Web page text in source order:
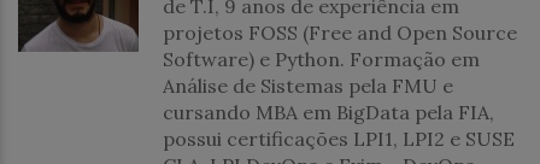
de T.I, 9 anos de experiência em
projetos FOSS (Free and Open Source
Software) e Python. Formação em
Análise de Sistemas pela FMU e
cursando MBA em BigData pela FIA,
possui certificações LPI1, LPI2 e SUSE